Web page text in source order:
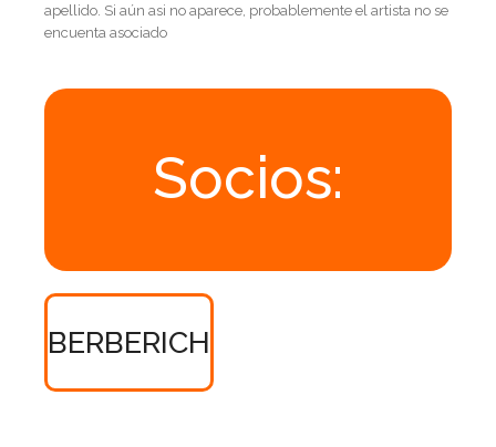
apellido. Si aún asi no aparece, probablemente el artista no se
encuenta asociado
Socios:
BERBERICH